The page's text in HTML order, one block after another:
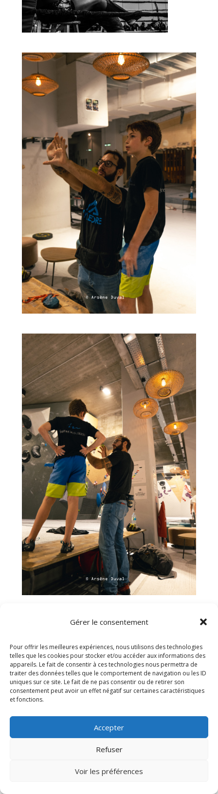
Gérer le consentement
Pour offrir les meilleures expériences, nous utilisons des technologies
telles que les cookies pour stocker et/ou accéder aux informations des
appareils. Le fait de consentir à ces technologies nous permettra de
traiter des données telles que le comportement de navigation ou les ID
uniques sur ce site. Le fait de ne pas consentir ou de retirer son
consentement peut avoir un effet négatif sur certaines caractéristiques
et fonctions.
Accepter
Refuser
Voir les préférences